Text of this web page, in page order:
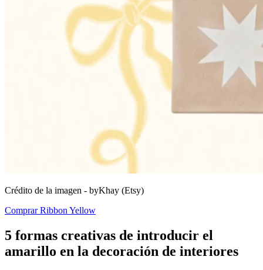
Crédito de la imagen - byKhay (Etsy)
Comprar Ribbon Yellow
5 formas creativas de introducir el
amarillo en la decoración de interiores